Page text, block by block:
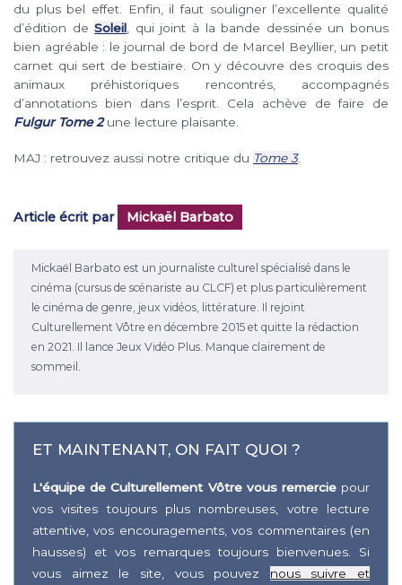
du plus bel effet. Enfin, il faut souligner l’excellente qualité
d’édition deSoleil , qui joint à la bande dessinée un bonus
bien agréable : le journal de bord de Marcel Beyllier, un petit
carnet qui sert de bestiaire. On y découvre des croquis des
animaux préhistoriques rencontrés, accompagnés
d’annotations bien dans l’esprit. Cela achève de faire de
Fulgur Tome 2une lecture plaisante.
MAJ : retrouvez aussi notre critique du Tome 3.
Article écrit par Mickaël Barbato
Mickaël Barbato est un journaliste culturel spécialisé dans le
cinéma (cursus de scénariste au CLCF) et plus particulièrement
le cinéma de genre, jeux vidéos, littérature. Il rejoint
Culturellement Vôtre en décembre 2015 et quitte la rédaction
en 2021. Il lance Jeux Vidéo Plus. Manque clairement de
sommeil.
ET MAINTENANT, ON FAIT QUOI ?
L'équipe de Culturellement Vôtre vous remerciepour
vos visites toujours plus nombreuses, votre lecture
attentive, vos encouragements, vos commentaires (en
hausses) et vos remarques toujours bienvenues. Si
vous aimez le site, vous pouvez nous suivre et